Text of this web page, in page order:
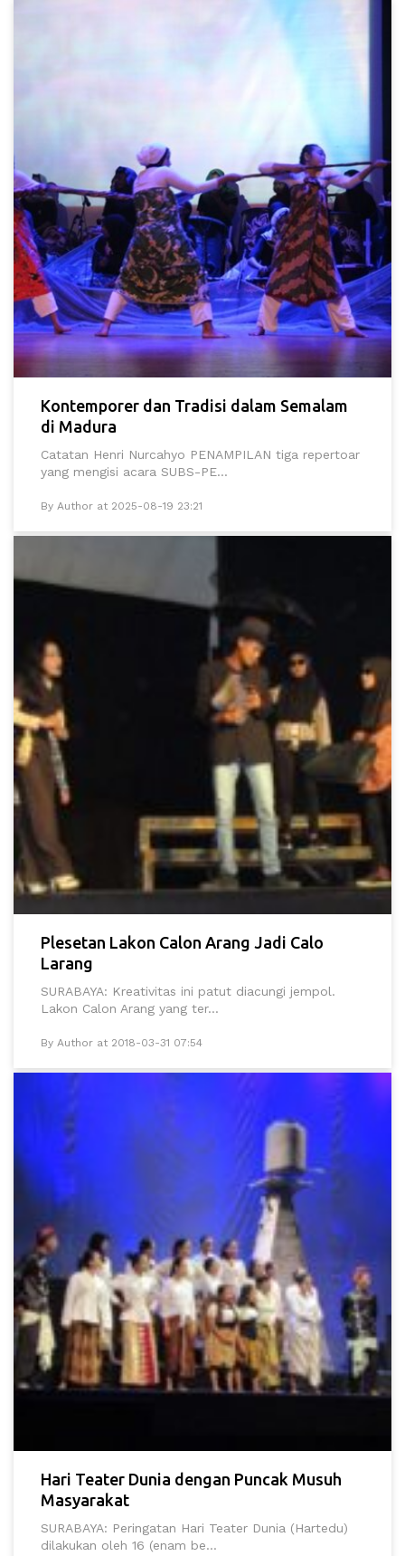
Kontemporer dan Tradisi dalam Semalam
di Madura
Catatan Henri Nurcahyo PENAMPILAN tiga repertoar
yang mengisi acara SUBS-PE...
By Author at 2025-08-19 23:21
Plesetan Lakon Calon Arang Jadi Calo
Larang
SURABAYA: Kreativitas ini patut diacungi jempol.
Lakon Calon Arang yang ter...
By Author at 2018-03-31 07:54
Hari Teater Dunia dengan Puncak Musuh
Masyarakat
SURABAYA: Peringatan Hari Teater Dunia (Hartedu)
dilakukan oleh 16 (enam be...